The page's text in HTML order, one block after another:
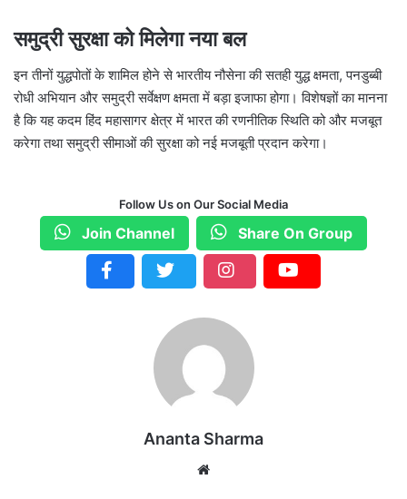
समुद्री सुरक्षा को मिलेगा नया बल
इन तीनों युद्धपोतों के शामिल होने से भारतीय नौसेना की सतही युद्ध क्षमता, पनडुब्बी
रोधी अभियान और समुद्री सर्वेक्षण क्षमता में बड़ा इजाफा होगा। विशेषज्ञों का मानना
है कि यह कदम हिंद महासागर क्षेत्र में भारत की रणनीतिक स्थिति को और मजबूत
करेगा तथा समुद्री सीमाओं की सुरक्षा को नई मजबूती प्रदान करेगा।
Follow Us on Our Social Media
Join Channel Share On Group
Ananta Sharma